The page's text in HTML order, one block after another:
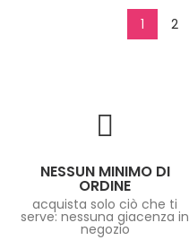
1 2
NESSUN MINIMO DI
ORDINE
acquista solo ciò che ti
serve: nessuna giacenza in
negozio